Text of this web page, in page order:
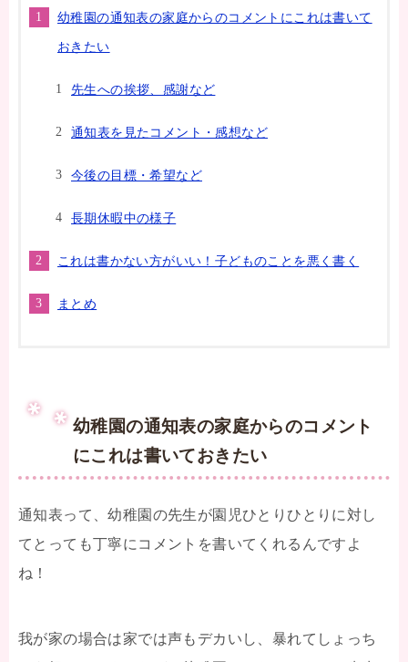
幼稚園の通知表の家庭からのコメントにこれは書いて
おきたい
先生への挨拶、感謝など
通知表を見たコメント・感想など
今後の目標・希望など
長期休暇中の様子
これは書かない方がいい！子どものことを悪く書く
まとめ
幼稚園の通知表の家庭からのコメント
にこれは書いておきたい
通知表って、幼稚園の先生が園児ひとりひとりに対し
てとっても丁寧にコメントを書いてくれるんですよ
ね！
我が家の場合は家では声もデカいし、暴れてしょっち